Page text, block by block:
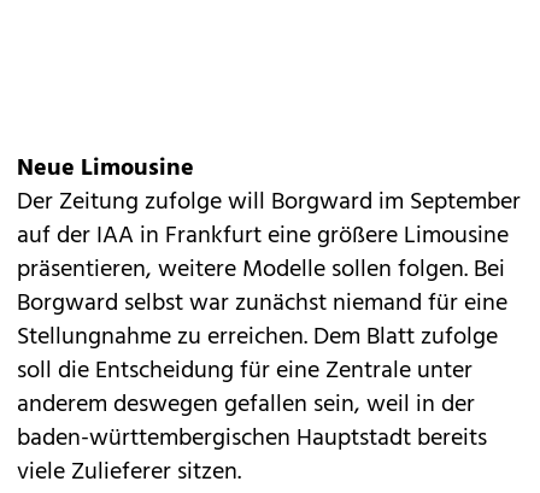
Neue Limousine
Der Zeitung zufolge will Borgward im September
auf der IAA in Frankfurt eine größere Limousine
präsentieren, weitere Modelle sollen folgen. Bei
Borgward selbst war zunächst niemand für eine
Stellungnahme zu erreichen. Dem Blatt zufolge
soll die Entscheidung für eine Zentrale unter
anderem deswegen gefallen sein, weil in der
baden-württembergischen Hauptstadt bereits
viele Zulieferer sitzen.